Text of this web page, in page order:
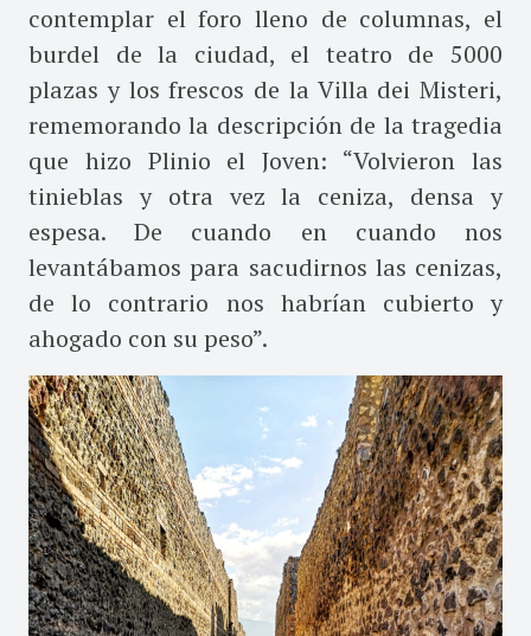
contemplar el foro lleno de columnas, el
burdel de la ciudad, el teatro de 5000
plazas y los frescos de la Villa dei Misteri,
rememorando la descripción de la tragedia
que hizo Plinio el Joven: “Volvieron las
tinieblas y otra vez la ceniza, densa y
espesa. De cuando en cuando nos
levantábamos para sacudirnos las cenizas,
de lo contrario nos habrían cubierto y
ahogado con su peso”.